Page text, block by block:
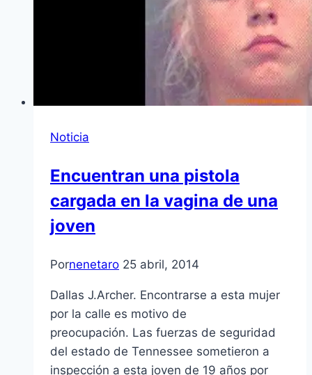
Noticia
Encuentran una pistola
cargada en la vagina de una
joven
Pornenetaro 25 abril, 2014
Dallas J.Archer. Encontrarse a esta mujer
por la calle es motivo de
preocupación. Las fuerzas de seguridad
del estado de Tennessee sometieron a
inspección a esta joven de 19 años por